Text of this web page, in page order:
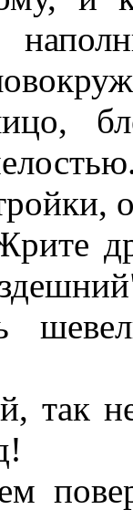
так